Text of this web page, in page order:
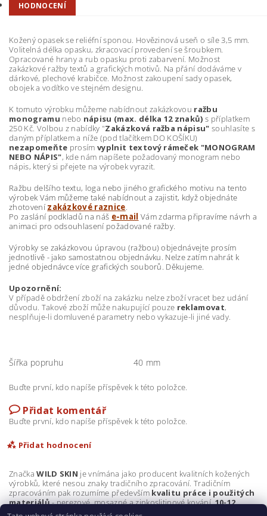
HODNOCENÍ
Kožený opasek se reliéfní sponou. Hovězinová useň o síle 3,5 mm.
Volitelná délka opasku, zkracovací provedení se šroubkem.
Opracované hrany a rub opasku proti zabarvení. Možnost
zakázkové ražby textů a grafických motivů. Na přání dodáváme v
dárkové, plechové krabičce. Možnost zakoupení sady opasek,
obojek a vodítko ve stejném designu.
K tomuto výrobku můžeme nabídnout zakázkovou ražbu
monogramu nebo nápisu (max. délka 12 znaků)s příplatkem
250 Kč. Volbou z nabídky "Zakázková ražba nápisu"souhlasíte s
daným příplatkem a níže (pod tlačítkem DO KOŠÍKU)
nezapomeňte prosím vyplnit textový rámeček "MONOGRAM
NEBO NÁPIS", kde nám napíšete požadovaný monogram nebo
nápis, který si přejete na výrobek vyrazit.
Ražbu delšího textu, loga nebo jiného grafického motivu na tento
výrobek Vám můžeme také nabídnout a zajistit, když objednáte
zhotovení zakázkové raznice.
Po zaslání podkladů na náš e-mail Vám zdarma připravíme návrh a
animaci pro odsouhlasení požadované ražby.
Výrobky se zakázkovou úpravou (ražbou) objednávejte prosím
jednotlivě - jako samostatnou objednávku. Nelze zatím nahrát k
jedné objednávce více grafických souborů. Děkujeme.
Upozornění:
V případě obdržení zboží na zakázku nelze zboží vracet bez udání
důvodu. Takové zboží může nakupující pouze reklamovat,
nesplňuje-li domluvené parametry nebo vykazuje-li jiné vady.
Šířka popruhu 40 mm
Buďte první, kdo napíše příspěvek k této položce.
Přidat komentář
Buďte první, kdo napíše příspěvek k této položce.
Přidat hodnocení
ZnačkaWILD SKIN je vnímána jako producent kvalitních kožených
výrobků, které nesou znaky tradičního zpracování. Tradičním
zpracováním pak rozumíme především kvalitu práce i použitých
materiálů- nerezové, mosazné a zinkoslitinové kování,10-12
uncová kůže a důraz na perfektní